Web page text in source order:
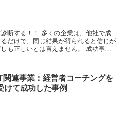
断する！！ 多くの企業は、他社で成
だけで、同じ結果が得られると信じが
も正しいとは言えません。 成功事例
関連事業：経営者コーチングを
けて成功した事例